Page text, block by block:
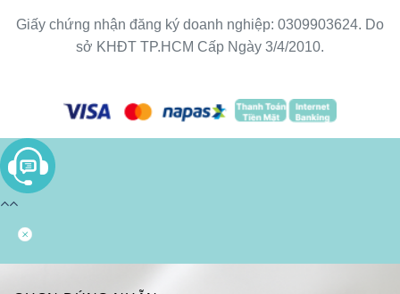
Giấy chứng nhận đăng ký doanh nghiệp: 0309903624. Do
sở KHĐT TP.HCM Cấp Ngày 3/4/2010.